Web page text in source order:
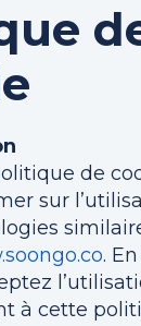
de
sur
.
à cette